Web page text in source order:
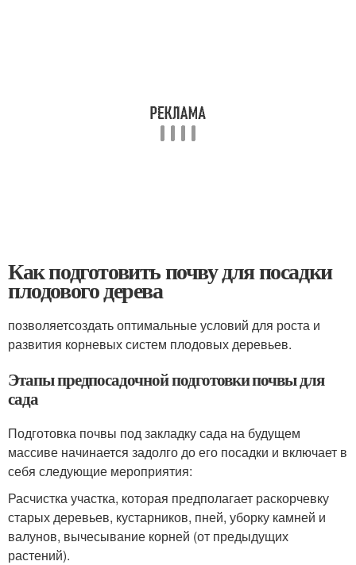
Как подготовить почву для посадки
плодового дерева
позволяетсоздать оптимальные условий для роста и
развития корневых систем плодовых деревьев.
Этапы предпосадочной подготовки почвы для
сада
Подготовка почвы под закладку сада на будущем
массиве начинается задолго до его посадки и включает в
себя следующие мероприятия:
Расчистка участка, которая предполагает раскорчевку
старых деревьев, кустарников, пней, уборку камней и
валунов, вычесывание корней (от предыдущих
растений).